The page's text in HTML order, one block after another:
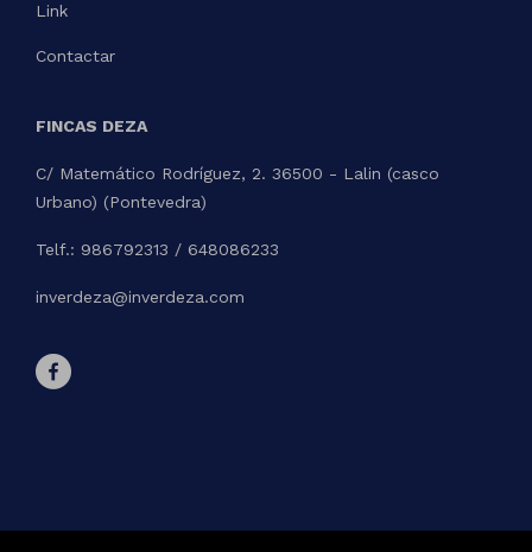
Link
Contactar
FINCAS DEZA
C/ Matemático Rodríguez, 2. 36500 - Lalin (casco
Urbano) (Pontevedra)
Telf.: 986792313 / 648086233
inverdeza@inverdeza.com